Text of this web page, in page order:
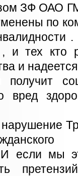
ЗФ ОАО
по
тех кто
и
получит
вред
И если мы